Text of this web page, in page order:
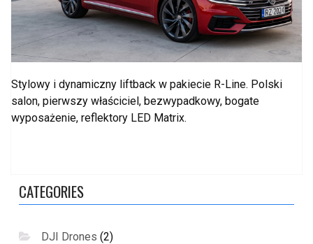
Stylowy i dynamiczny liftback w pakiecie R-Line. Polski
salon, pierwszy właściciel, bezwypadkowy, bogate
wyposażenie, reflektory LED Matrix.
CATEGORIES
DJI Drones (2)